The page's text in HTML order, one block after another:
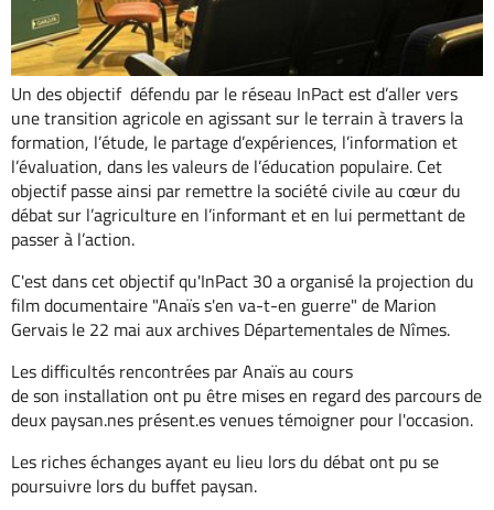
Un des objectif défendu par le réseau InPact est d’aller vers
une transition agricole en agissant sur le terrain à travers la
formation, l’étude, le partage d’expériences, l’information et
l’évaluation, dans les valeurs de l’éducation populaire. Cet
objectif passe ainsi par remettre la société civile au cœur du
débat sur l’agriculture en l’informant et en lui permettant de
passer à l’action.
C'est dans cet objectif qu'InPact 30 a organisé la projection du
film documentaire "Anaïs s'en va-t-en guerre" de Marion
Gervais le 22 mai aux archives Départementales de Nîmes.
Les difficultés rencontrées par Anaïs au cours
de son installation ont pu être mises en regard des parcours de
deux paysan.nes présent.es venues témoigner pour l'occasion.
Les riches échanges ayant eu lieu lors du débat ont pu se
poursuivre lors du buffet paysan.